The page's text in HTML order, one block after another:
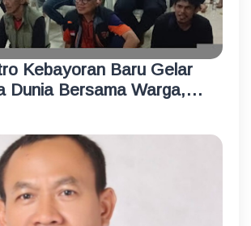
Kebayoran Baru Gelar
Dunia Bersama Warga,
dan Jaga